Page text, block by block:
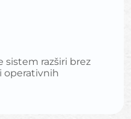
sistem razširi brez
operativnih